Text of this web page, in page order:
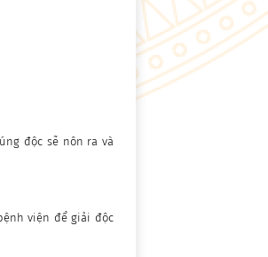
độc sẽ nôn ra và
viện để giải độc